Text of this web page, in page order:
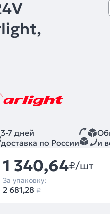
3-7 дней
доставка по России
и
1 340,64₽/шт
За упаковку:
2 681,28 ₽